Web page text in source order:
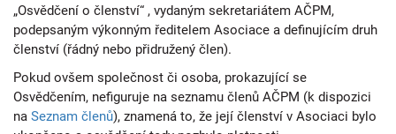
„Osvědčení o členství“ , vydaným sekretariátem AČPM,
podepsaným výkonným ředitelem Asociace a definujícím druh
členství (řádný nebo přidružený člen).
Pokud ovšem společnost či osoba, prokazující se
Osvědčením, nefiguruje na seznamu členů AČPM (k dispozici
na Seznam členů), znamená to, že její členství v Asociaci bylo